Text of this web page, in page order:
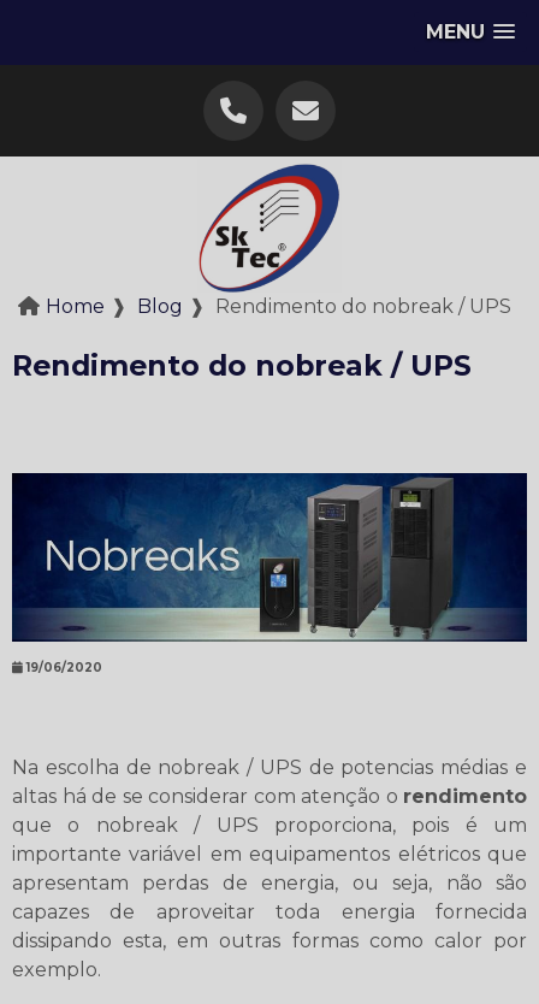
MENU
Home ❱ Blog ❱ Rendimento do nobreak / UPS
Rendimento do nobreak / UPS
19/06/2020
Na escolha de nobreak / UPS de potencias médias e
altas há de se considerar com atenção o rendimento
que o nobreak / UPS proporciona, pois é um
importante variável em equipamentos elétricos que
apresentam perdas de energia, ou seja, não são
capazes de aproveitar toda energia fornecida
dissipando esta, em outras formas como calor por
exemplo.